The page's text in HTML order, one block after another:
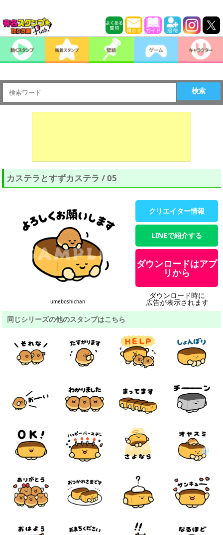
検索
カステラとすずカステラ / 05
umeboshichan
クリエイター情報
LINEで紹介する
ダウンロードはアプ
リから
ダウンロード時に
広告が表示されます
同じシリーズの他のスタンプはこちら